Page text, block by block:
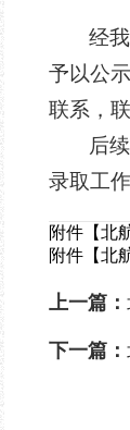
经
予以公
联系，
后
录取工
附件【北
附件【北
上一篇：
下一篇：